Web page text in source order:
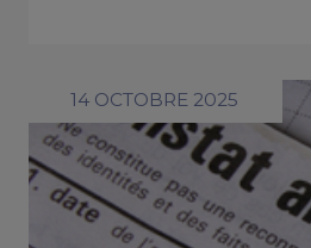
14 OCTOBRE 2025